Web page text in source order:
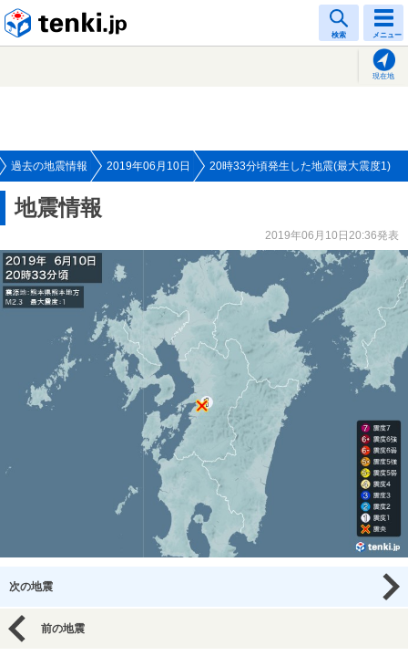
検索 メニュー
現在地
過去の地震情報 2019年06月10日 20時33分頃発生した地震(最大震度1)
地震情報
2019年06月10日20:36発表
次の地震
前の地震